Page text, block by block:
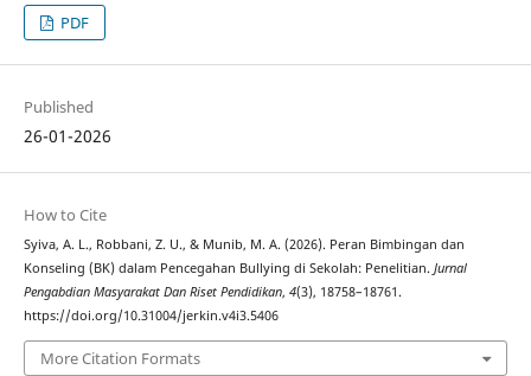
PDF
Published
26-01-2026
How to Cite
Syiva, A. L., Robbani, Z. U., & Munib, M. A. (2026). Peran Bimbingan dan
Konseling (BK) dalam Pencegahan Bullying di Sekolah: Penelitian. Jurnal
Pengabdian Masyarakat Dan Riset Pendidikan, 4(3), 18758–18761.
https://doi.org/10.31004/jerkin.v4i3.5406
More Citation Formats